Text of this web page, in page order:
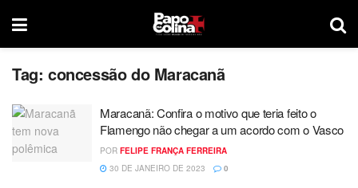
Tag: concessão do Maracanã
Maracanã: Confira o motivo que teria feito o
Flamengo não chegar a um acordo com o Vasco
POR FELIPE FRANÇA FERREIRA
30 DE JANEIRO DE 2023
0